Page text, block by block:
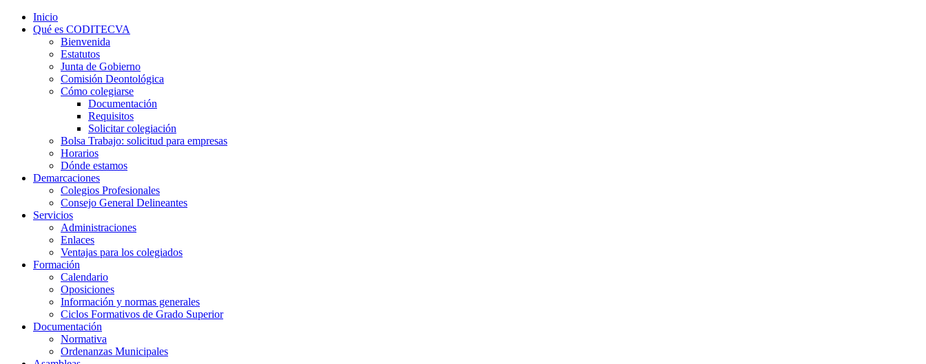
Inicio
Qué es CODITECVA
Bienvenida
Estatutos
Junta de Gobierno
Comisión Deontológica
Cómo colegiarse
Documentación
Requisitos
Solicitar colegiación
Bolsa Trabajo: solicitud para empresas
Horarios
Dónde estamos
Demarcaciones
Colegios Profesionales
Consejo General Delineantes
Servicios
Administraciones
Enlaces
Ventajas para los colegiados
Formación
Calendario
Oposiciones
Información y normas generales
Ciclos Formativos de Grado Superior
Documentación
Normativa
Ordenanzas Municipales